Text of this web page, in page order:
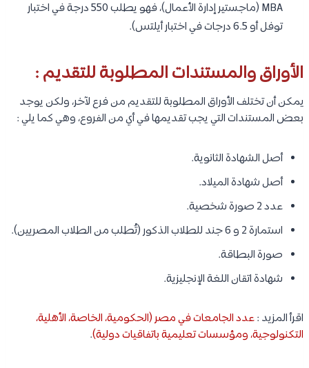
MBA (ماجستير إدارة الأعمال)، فهو يطلب 550 درجة في اختبار
توفل أو 6.5 درجات في اختبار أيلتس).
الأوراق والمستندات المطلوبة للتقديم :
يمكن أن تختلف الأوراق المطلوبة للتقديم من فرع لآخر، ولكن يوجد
بعض المستندات التي يجب تقديمها في أي من الفروع، وهي كما يلي :
أصل الشهادة الثانوية.
أصل شهادة الميلاد.
عدد 2 صورة شخصية.
استمارة 2 و 6 جند للطلاب الذكور (تُطلب من الطلاب المصريين).
صورة البطاقة.
شهادة اتقان اللغة الإنجليزية.
اقرأ المزيد :عدد الجامعات في مصر (الحكومية، الخاصة، الأهلية،
التكنولوجية، ومؤسسات تعليمية باتفاقيات دولية).